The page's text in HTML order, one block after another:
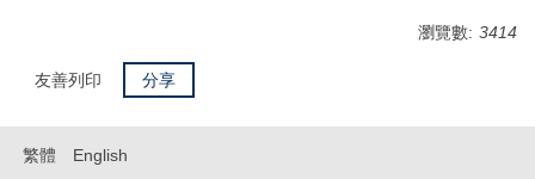
瀏覽數: 3414
友善列印 分享
繁體 English